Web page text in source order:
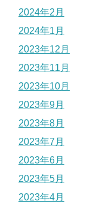
2024年2月
2024年1月
2023年12月
2023年11月
2023年10月
2023年9月
2023年8月
2023年7月
2023年6月
2023年5月
2023年4月